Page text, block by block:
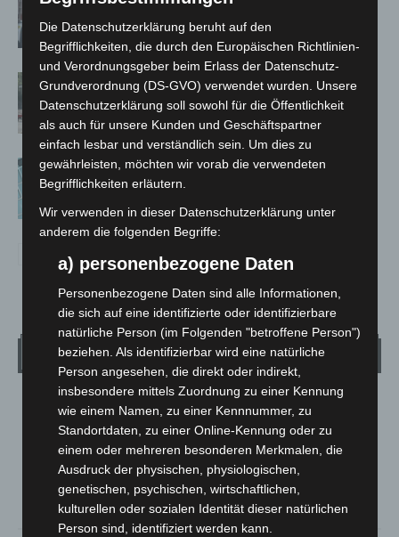
Gasleitung bei McDonald’s-Umbau in
Langenhagen beschädigt
Anklage nach Abschaltung von
„Archetyp Market“ erhoben
Wetter
LANGENHAGEN
Mäßig Bewölkt
16.8°C 17.7°
16.7°
Die Datenschutzerklärung beruht auf den
Begrifflichkeiten, die durch den Europäischen Richtlinien-
und Verordnungsgeber beim Erlass der Datenschutz-
Grundverordnung (DS-GVO) verwendet wurden. Unsere
Datenschutzerklärung soll sowohl für die Öffentlichkeit
als auch für unsere Kunden und Geschäftspartner
einfach lesbar und verständlich sein. Um dies zu
gewährleisten, möchten wir vorab die verwendeten
Begrifflichkeiten erläutern.
Wir verwenden in dieser Datenschutzerklärung unter
anderem die folgenden Begriffe:
a) personenbezogene Daten
Personenbezogene Daten sind alle Informationen,
die sich auf eine identifizierte oder identifizierbare
natürliche Person (im Folgenden "betroffene Person")
beziehen. Als identifizierbar wird eine natürliche
Person angesehen, die direkt oder indirekt,
insbesondere mittels Zuordnung zu einer Kennung
wie einem Namen, zu einer Kennnummer, zu
Standortdaten, zu einer Online-Kennung oder zu
einem oder mehreren besonderen Merkmalen, die
Ausdruck der physischen, physiologischen,
genetischen, psychischen, wirtschaftlichen,
kulturellen oder sozialen Identität dieser natürlichen
Person sind, identifiziert werden kann.